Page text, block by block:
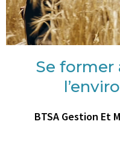
Se former
BTSA Gestion Et